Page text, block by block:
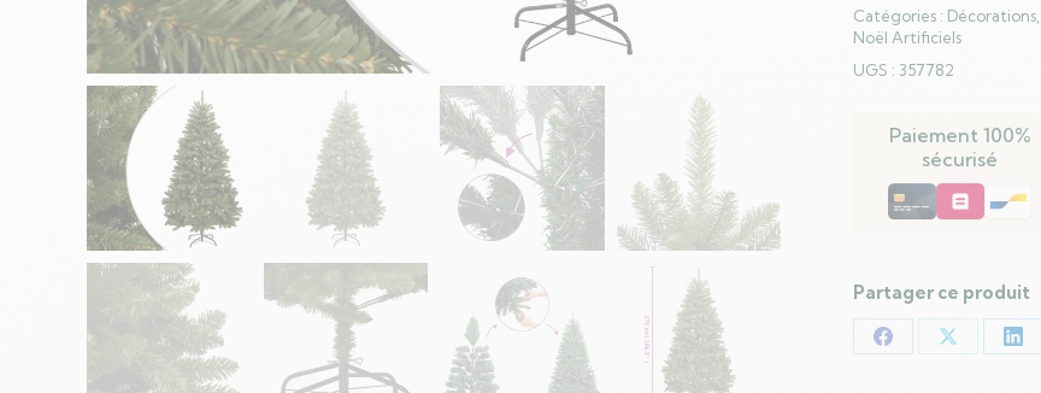
Catégories : Décorations
Noël Artificiels
UGS : 357782
Paiement 100%
sécurisé
Partager ce produit
PartagerPartager